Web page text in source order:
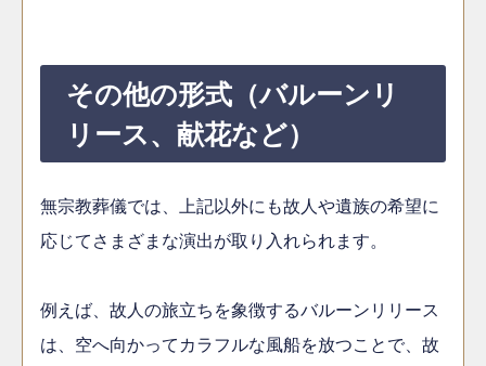
その他の形式（バルーンリ
リース、献花など）
無宗教葬儀では、上記以外にも故人や遺族の希望に
応じてさまざまな演出が取り入れられます。
例えば、故人の旅立ちを象徴するバルーンリリース
は、空へ向かってカラフルな風船を放つことで、故